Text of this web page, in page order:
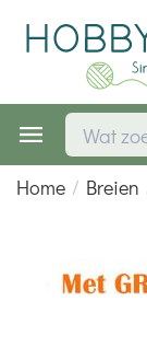
Home / Breien